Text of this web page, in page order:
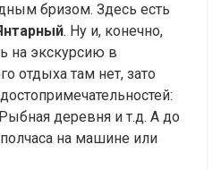
бризом. Здесь есть
. Ну и, конечно,
на экскурсию в
отдыха там нет, зато
деревня и т.д. А до
на машине или